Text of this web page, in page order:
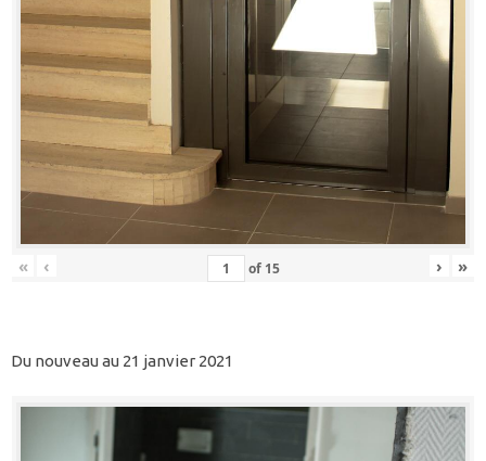
« ‹ of 15 › »
Du nouveau au 21 janvier 2021